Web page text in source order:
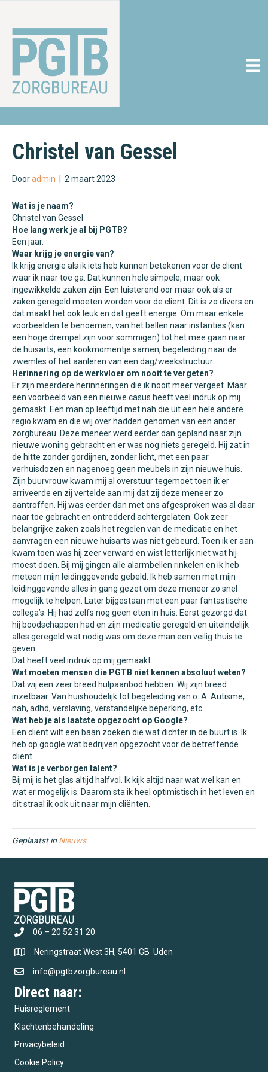
Christel van Gessel
Dooradmin 2 maart 2023
Wat is je naam?
Christel van Gessel
Hoe lang werk je al bij PGTB?
Een jaar.
Waar krijg je energie van?
Ik krijg energie als ik iets heb kunnen betekenen voor de client
waar ik naar toe ga. Dat kunnen hele simpele, maar ook
ingewikkelde zaken zijn. Een luisterend oor maar ook als er
zaken geregeld moeten worden voor de client. Dit is zo divers en
dat maakt het ook leuk en dat geeft energie. Om maar enkele
voorbeelden te benoemen; van het bellen naar instanties (kan
een hoge drempel zijn voor sommigen) tot het mee gaan naar
de huisarts, een kookmomentje samen, begeleiding naar de
zwemles of het aanleren van een dag/weekstructuur.
Herinnering op de werkvloer om nooit te vergeten?
Er zijn meerdere herinneringen die ik nooit meer vergeet. Maar
een voorbeeld van een nieuwe casus heeft veel indruk op mij
gemaakt. Een man op leeftijd met nah die uit een hele andere
regio kwam en die wij over hadden genomen van een ander
zorgbureau. Deze meneer werd eerder dan gepland naar zijn
nieuwe woning gebracht en er was nog niets geregeld. Hij zat in
de hitte zonder gordijnen, zonder licht, met een paar
verhuisdozen en nagenoeg geen meubels in zijn nieuwe huis.
Zijn buurvrouw kwam mij al overstuur tegemoet toen ik er
arriveerde en zij vertelde aan mij dat zij deze meneer zo
aantroffen. Hij was eerder dan met ons afgesproken was al daar
naar toe gebracht en ontredderd achtergelaten. Ook zeer
belangrijke zaken zoals het regelen van de medicatie en het
aanvragen een nieuwe huisarts was niet gebeurd. Toen ik er aan
kwam toen was hij zeer verward en wist letterlijk niet wat hij
moest doen. Bij mij gingen alle alarmbellen rinkelen en ik heb
meteen mijn leidinggevende gebeld. Ik heb samen met mijn
leidinggevende alles in gang gezet om deze meneer zo snel
mogelijk te helpen. Later bijgestaan met een paar fantastische
collega’s. Hij had zelfs nog geen eten in huis. Eerst gezorgd dat
hij boodschappen had en zijn medicatie geregeld en uiteindelijk
alles geregeld wat nodig was om deze man een veilig thuis te
geven.
Dat heeft veel indruk op mij gemaakt.
Wat moeten mensen die PGTB niet kennen absoluut weten?
Dat wij een zeer breed hulpaanbod hebben. Wij zijn breed
inzetbaar. Van huishoudelijk tot begeleiding van o. A. Autisme,
nah, adhd, verslaving, verstandelijke beperking, etc.
Wat heb je als laatste opgezocht op Google?
Een client wilt een baan zoeken die wat dichter in de buurt is. Ik
heb op google wat bedrijven opgezocht voor de betreffende
client.
Wat is je verborgen talent?
Bij mij is het glas altijd halfvol. Ik kijk altijd naar wat wel kan en
wat er mogelijk is. Daarom sta ik heel optimistisch in het leven en
dit straal ik ook uit naar mijn cliënten.
Geplaatst in Nieuws
06 – 20 52 31 20
Neringstraat West 3H, 5401 GB Uden
info@pgtbzorgbureau.nl
Direct naar:
Huisreglement
Klachtenbehandeling
Privacybeleid
Cookie Policy